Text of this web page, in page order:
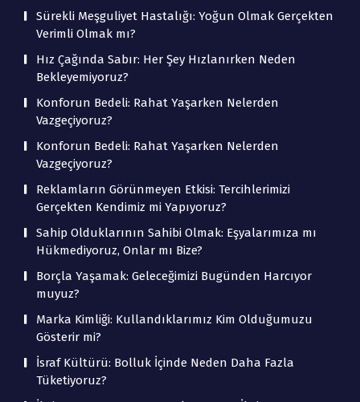
Sürekli Meşguliyet Hastalığı: Yoğun Olmak Gerçekten
Verimli Olmak mı?
Hız Çağında Sabır: Her Şey Hızlanırken Neden
Bekleyemiyoruz?
Konforun Bedeli: Rahat Yaşarken Nelerden
Vazgeçiyoruz?
Konforun Bedeli: Rahat Yaşarken Nelerden
Vazgeçiyoruz?
Reklamların Görünmeyen Etkisi: Tercihlerimizi
Gerçekten Kendimiz mi Yapıyoruz?
Sahip Olduklarının Sahibi Olmak: Eşyalarımıza mı
Hükmediyoruz, Onlar mı Bize?
Borçla Yaşamak: Geleceğimizi Bugünden Harcıyor
muyuz?
Marka Kimliği: Kullandıklarımız Kim Olduğumuzu
Gösterir mi?
İsraf Kültürü: Bolluk İçinde Neden Daha Fazla
Tüketiyoruz?